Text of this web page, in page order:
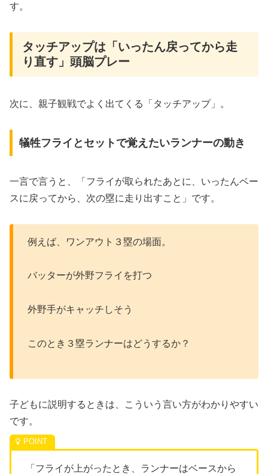
す。
タッチアップは「いったん戻ってから走
り直す」頭脳プレー
次に、親子観戦でよく出てくる「タッチアップ」。
犠牲フライとセットで覚えたいランナーの動き
一言で言うと、「フライが取られたあとに、いったんベー
スに戻ってから、次の塁に走り出すこと」です。
例えば、ワンアウト３塁の場面。
バッターが外野フライを打つ
外野手がキャッチしそう
このとき３塁ランナーはどうするか？
子どもに説明するときは、こういう言い方がわかりやすい
です。
「フライが上がったとき、ランナーはベースから